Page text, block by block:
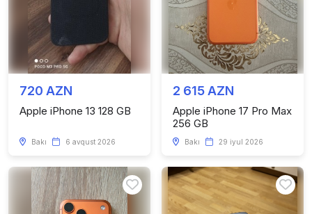
720 AZN
Apple iPhone 13 128 GB
Bakı 6 avqust 2026
2 615 AZN
Apple iPhone 17 Pro Max
256 GB
Bakı 29 iyul 2026